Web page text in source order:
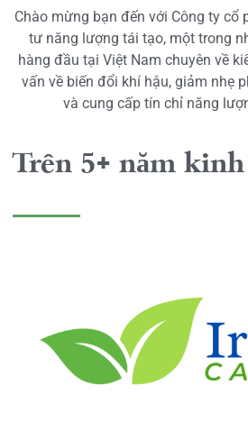
Chào mừng bạn đến với Công ty cổ
tư năng lượng tái tạo, một trong
hàng đầu tại Việt Nam chuyên về
vấn về biến đổi khí hậu, giảm nhẹ
và cung cấp tín chỉ năng
Trên 5+ năm